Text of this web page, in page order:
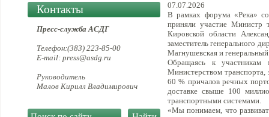
Контакты
Пресс-служба АСДГ
Телефон:(383) 223-85-00
E-mail: press@asdg.ru
Руководитель
Малов Кирилл Владимирович
07.07.2026
В рамках форума «Река»
приняли участие Министр
Кировской области
заместитель генерального
Магнушевская и
Обращаясь к участникам
Министерством транспорта,
60 % причалов речных
доставке свыше 100
транспортными системами.
«Мы понимаем, что